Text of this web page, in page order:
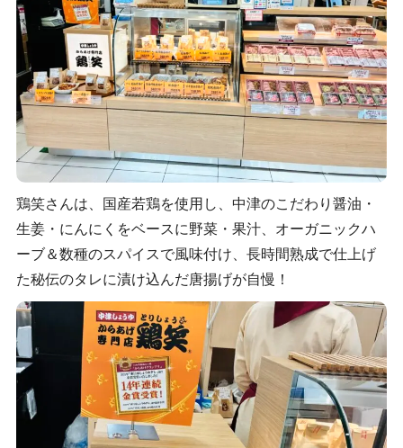
鶏笑さんは、国産若鶏を使用し、中津のこだわり醤油・
生姜・にんにくをベースに野菜・果汁、オーガニックハ
ーブ＆数種のスパイスで風味付け、長時間熟成で仕上げ
た秘伝のタレに漬け込んだ唐揚げが自慢！